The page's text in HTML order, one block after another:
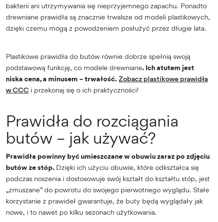
bakterii ani utrzymywania się nieprzyjemnego zapachu. Ponadto
drewniane prawidła są znacznie trwalsze od modeli plastikowych,
dzięki czemu mogą z powodzeniem posłużyć przez długie lata.
Plastikowe prawidła do butów równie dobrze spełnią swoją
podstawową funkcję, co modele drewniane. Ich atutem jest
niska cena, a minusem – trwałość. Zobacz plastikowe prawidła
w CCC i przekonaj się o ich praktyczności!
Prawidła do rozciągania
butów – jak używać?
Prawidła powinny być umieszczane w obuwiu zaraz po zdjęciu
butów ze stóp. Dzięki ich użyciu obuwie, które odkształca się
podczas noszenia i dostosowuje swój kształt do kształtu stóp, jest
„zmuszane” do powrotu do swojego pierwotnego wyglądu. Stałe
korzystanie z prawideł gwarantuje, że buty będą wyglądały jak
nowe, i to nawet po kilku sezonach użytkowania.